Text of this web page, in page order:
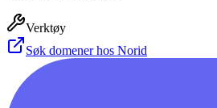
Verktøy
Søk domener hos Norid